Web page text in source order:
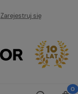
Zarejestruj się